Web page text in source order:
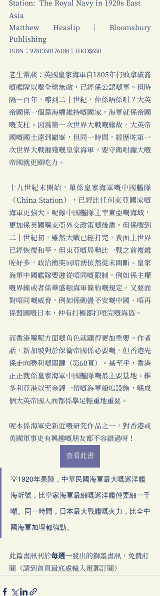
Station:  The Royal Navy in 1920s East
Asia
Matthew Heaslip｜Bloomsbury
Publishing
ISBN：9781350176188｜HKD$650
老生常談：英國皇家海軍自1805年打敗拿破崙
嘅艦隊以嚟全球無敵，已經係公認嘅事。但時
隔一百年，嚟到二十世紀，仲係唔係咁？大英
帝國係一個靠海權維持嘅國家，海軍就係帝國
嘅支柱。因為第一次世界大戰嘅緣故，大英帝
國嘅國土達到巔峯，但同一時間，經歷咗第一
次世界大戰摧殘嘅皇家海軍，要守衛咁龐大嘅
帝國就更顯吃力。
十九世紀末開始，單係皇家海軍嘅中國艦隊
（China Station），已經比任何東亞國家嘅
海軍更強大。呢隊中國艦隊主宰東亞嘅海域，
更加係英國喺東亞外交政策嘅後盾。但係嚟到
二十世紀初，雖然大戰已經打完，表面上世界
已經恢復和平，但東亞嘅局勢比一戰之前複雜
咗好多，政治衝突同暗湧依然從未間斷。皇家
海軍中國艦隊要遵從唔同嘅限制，例如係主權
嘅界線或者係華盛頓海軍條約嘅規定，又要面
對唔同嘅威脅，例如係動盪不安嘅中國、唔再
係盟國嘅日本，仲有打極都打唔完嘅海盜。
而香港喺呢方面嘅角色就顯得更加重要。作者
話，新加坡對於保衛帝國係必要嘅，但香港先
係走向勝利嘅關鍵（第60頁）。甚至乎，香港
正正就係皇家海軍中國艦隊嘅最主要基地。維
多利亞港以至金鐘一帶嘅海軍船塢設施，喺成
個大英帝國入面都係舉足輕重地重要。
呢本係海軍史新近嘅研究作品之一，對香港或
英國軍事史有興趣嘅朋友都不容錯過呀！
查看此書
💡1920年果陣，中華民國海軍最大嘅巡洋艦
海圻號，比皇家海軍最細嘅巡洋艦仲要細一千
噸。同一時間，日本最大戰艦嘅火力，比全中
國海軍加埋都強勁。
此篇書訊刊於每週一發出的獅墨書訊，免費訂
閱（請到首頁最底處輸入電郵訂閱）